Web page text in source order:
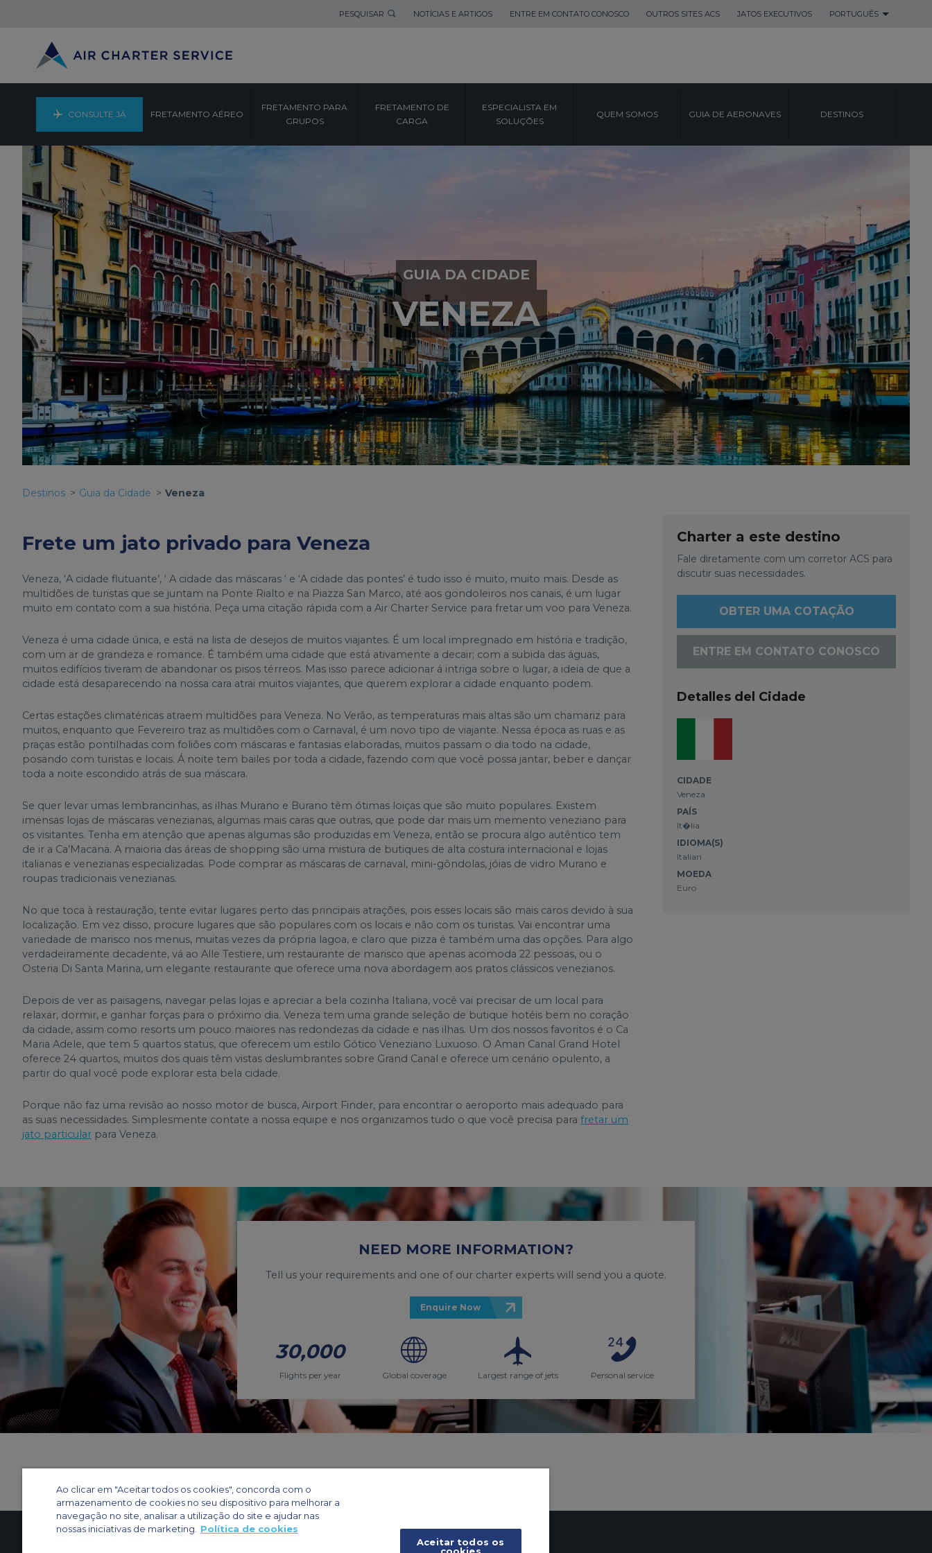
PESQUISAR NOTÍCIAS E ARTIGOS ENTRE EM CONTATO CONOSCO OUTROS SITES ACS JATOS EXECUTIVOS PORTUGUÊS
CONSULTE JÁ FRETAMENTO AÉREO
FRETAMENTO PARA
GRUPOS
FRETAMENTO DE
CARGA
ESPECIALISTA EM
SOLUÇÕES
QUEM SOMOS GUIA DE AERONAVES DESTINOS
GUIA DA CIDADE
VENEZA
Destinos Guia da Cidade Veneza
Frete um jato privado para Veneza
Veneza, ‘A cidade flutuante’, ‘ A cidade das máscaras ‘ e ‘A cidade das pontes’ é tudo isso é muito, muito mais. Desde as
multidões de turistas que se juntam na Ponte Rialto e na Piazza San Marco, até aos gondoleiros nos canais, é um lugar
muito em contato com a sua história. Peça uma citação rápida com a Air Charter Service para fretar um voo para Veneza.
Veneza é uma cidade única, e está na lista de desejos de muitos viajantes. É um local impregnado em história e tradição,
com um ar de grandeza e romance. É também uma cidade que está ativamente a decair; com a subida das águas,
muitos edifícios tiveram de abandonar os pisos térreos. Mas isso parece adicionar á intriga sobre o lugar, a ideia de que a
cidade está desaparecendo na nossa cara atrai muitos viajantes, que querem explorar a cidade enquanto podem.
Certas estações climatéricas atraem multidões para Veneza. No Verão, as temperaturas mais altas são um chamariz para
muitos, enquanto que Fevereiro traz as multidões com o Carnaval, é um novo tipo de viajante. Nessa época as ruas e as
praças estão pontilhadas com foliões com máscaras e fantasias elaboradas, muitos passam o dia todo na cidade,
posando com turistas e locais. Á noite tem bailes por toda a cidade, fazendo com que você possa jantar, beber e dançar
toda a noite escondido atrás de sua máscara.
Se quer levar umas lembrancinhas, as ilhas Murano e Burano têm ótimas loiças que são muito populares. Existem
imensas lojas de máscaras venezianas, algumas mais caras que outras, que pode dar mais um memento veneziano para
os visitantes. Tenha em atenção que apenas algumas são produzidas em Veneza, então se procura algo autêntico tem
de ir a Ca’Macana. A maioria das áreas de shopping são uma mistura de butiques de alta costura internacional e lojas
italianas e venezianas especializadas. Pode comprar as máscaras de carnaval, mini-gôndolas, jóias de vidro Murano e
roupas tradicionais venezianas.
No que toca à restauração, tente evitar lugares perto das principais atrações, pois esses locais são mais caros devido à sua
localização. Em vez disso, procure lugares que são populares com os locais e não com os turistas. Vai encontrar uma
variedade de marisco nos menus, muitas vezes da própria lagoa, e claro que pizza é também uma das opções. Para algo
verdadeiramente decadente, vá ao Alle Testiere, um restaurante de marisco que apenas acomoda 22 pessoas, ou o
Osteria Di Santa Marina, um elegante restaurante que oferece uma nova abordagem aos pratos clássicos venezianos.
Depois de ver as paisagens, navegar pelas lojas e apreciar a bela cozinha Italiana, você vai precisar de um local para
relaxar, dormir, e ganhar forças para o próximo dia. Veneza tem uma grande seleção de butique hotéis bem no coração
da cidade, assim como resorts um pouco maiores nas redondezas da cidade e nas ilhas. Um dos nossos favoritos é o Ca
Maria Adele, que tem 5 quartos status, que oferecem um estilo Gótico Veneziano Luxuoso. O Aman Canal Grand Hotel
oferece 24 quartos, muitos dos quais têm vistas deslumbrantes sobre Grand Canal e oferece um cenário opulento, a
partir do qual você pode explorar esta bela cidade.
Porque não faz uma revisão ao nosso motor de busca, Airport Finder, para encontrar o aeroporto mais adequado para
as suas necessidades. Simplesmente contate a nossa equipe e nos organizamos tudo o que você precisa para fretar um
jato particular para Veneza.
Charter a este destino
Fale diretamente com um corretor ACS para
discutir suas necessidades.
OBTER UMA COTAÇÃO
ENTRE EM CONTATO CONOSCO
Detalles del Cidade
CIDADE
Veneza
PAÍS
It�lia
IDIOMA(S)
Italian
MOEDA
Euro
NEED MORE INFORMATION?
Tell us your requirements and one of our charter experts will send you a quote.
Enquire Now
30,000
Flights per year Global coverage Largest range of jets Personal service
Ao clicar em "Aceitar todos os cookies", concorda com o
armazenamento de cookies no seu dispositivo para melhorar a
navegação no site, analisar a utilização do site e ajudar nas
nossas iniciativas de marketing.
Política de cookies
Aceitar todos os